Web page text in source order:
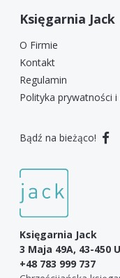
Księgarnia Jack
O Firmie
Kontakt
Regulamin
Polityka prywatności i
Bądź na bieżąco!
Księgarnia Jack
3 Maja 49A, 43-450
+48 783 999 737